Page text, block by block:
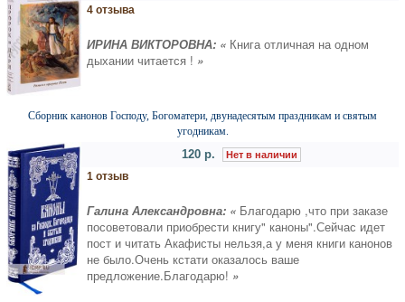
4 отзыва
ИРИНА ВИКТОРОВНА: « Книга отличная на одном
дыхании читается ! »
Сборник канонов Господу, Богоматери, двунадесятым праздникам и святым
угодникам.
120 р. Нет в наличии
1 отзыв
Галина Александровна: « Благодарю ,что при заказе
посоветовали приобрести книгу" каноны".Сейчас идет
пост и читать Акафисты нельзя,а у меня книги канонов
не было.Очень кстати оказалось ваше
предложение.Благодарю! »